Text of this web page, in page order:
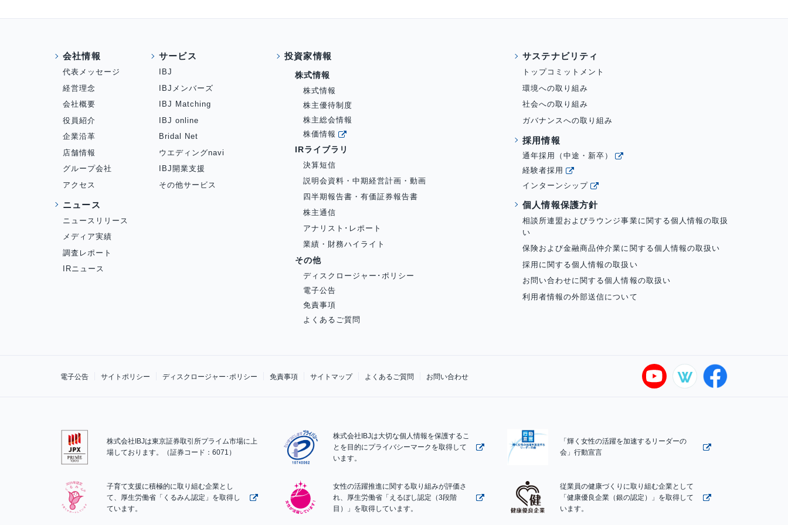
会社情報
代表メッセージ
経営理念
会社概要
役員紹介
企業沿革
店舗情報
グループ会社
アクセス
ニュース
ニュースリリース
メディア実績
調査レポート
IRニュース
サービス
IBJ
IBJメンバーズ
IBJ Matching
IBJ online
Bridal Net
ウエディングnavi
IBJ開業支援
その他サービス
投資家情報
株式情報
株式情報
株主優待制度
株主総会情報
株価情報
IRライブラリ
決算短信
説明会資料・中期経営計画・動画
四半期報告書・有価証券報告書
株主通信
アナリスト･レポート
業績・財務ハイライト
その他
ディスクロージャー･ポリシー
電子公告
免責事項
よくあるご質問
サステナビリティ
トップコミットメント
環境への取り組み
社会への取り組み
ガバナンスへの取り組み
採用情報
通年採用（中途・新卒）
経験者採用
インターンシップ
個人情報保護方針
相談所連盟およびラウンジ事業に関する個人情報の取扱
い
保険および金融商品仲介業に関する個人情報の取扱い
採用に関する個人情報の取扱い
お問い合わせに関する個人情報の取扱い
利用者情報の外部送信について
電子公告 サイトポリシー ディスクロージャー･ポリシー 免責事項 サイトマップ よくあるご質問 お問い合わせ
株式会社IBJは東京証券取引所プライム市場に上
場しております。（証券コード：6071）
株式会社IBJは大切な個人情報を保護するこ
とを目的にプライバシーマークを取得して
います。
「輝く女性の活躍を加速するリーダーの
会」行動宣言
子育て支援に積極的に取り組む企業とし
て、厚生労働省「くるみん認定」を取得し
ています。
女性の活躍推進に関する取り組みが評価さ
れ、厚生労働省「えるぼし認定（3段階
目）」を取得しています。
従業員の健康づくりに取り組む企業として
「健康優良企業（銀の認定）」を取得して
います。